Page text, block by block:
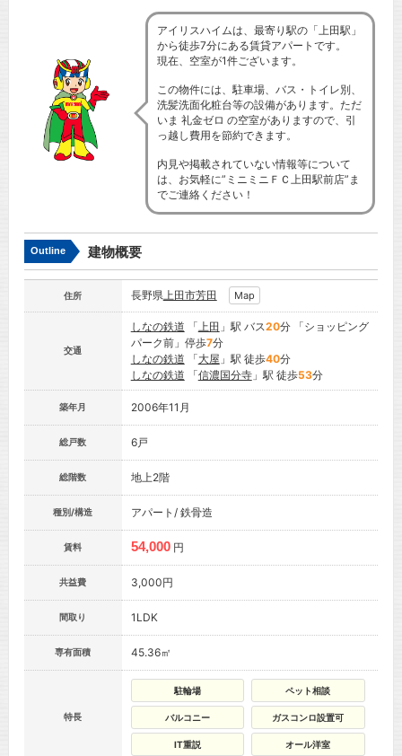
アイリスハイムは、最寄り駅の「上田駅」
から徒歩7分にある賃貸アパートです。
現在、空室が1件ございます。
この物件には、駐車場、バス・トイレ別、
洗髪洗面化粧台等の設備があります。ただ
いま 礼金ゼロ の空室がありますので、引
っ越し費用を節約できます。
内見や掲載されていない情報等について
は、お気軽に”ミニミニＦＣ上田駅前店”ま
でご連絡ください！
Outline 建物概要
住所 長野県上田市芳田 Map
交通
しなの鉄道 「上田 」駅 バス20分 「ショッピング
パーク前」停歩7分
しなの鉄道 「大屋 」駅 徒歩40分
しなの鉄道 「信濃国分寺」駅 徒歩53分
築年月 2006年11月
総戸数 6戸
総階数 地上2階
種別/構造 アパート/ 鉄骨造
賃料 54,000 円
共益費 3,000円
間取り 1LDK
専有面積 45.36㎡
特長
駐輪場 ペット相談
バルコニー ガスコンロ設置可
IT重説 オール洋室